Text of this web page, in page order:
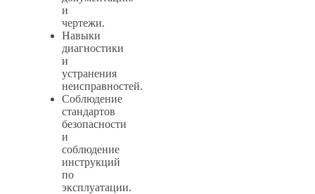
и
чертежи.
Навыки
диагностики
и
устранения
неисправностей.
Соблюдение
стандартов
безопасности
и
соблюдение
инструкций
по
эксплуатации.